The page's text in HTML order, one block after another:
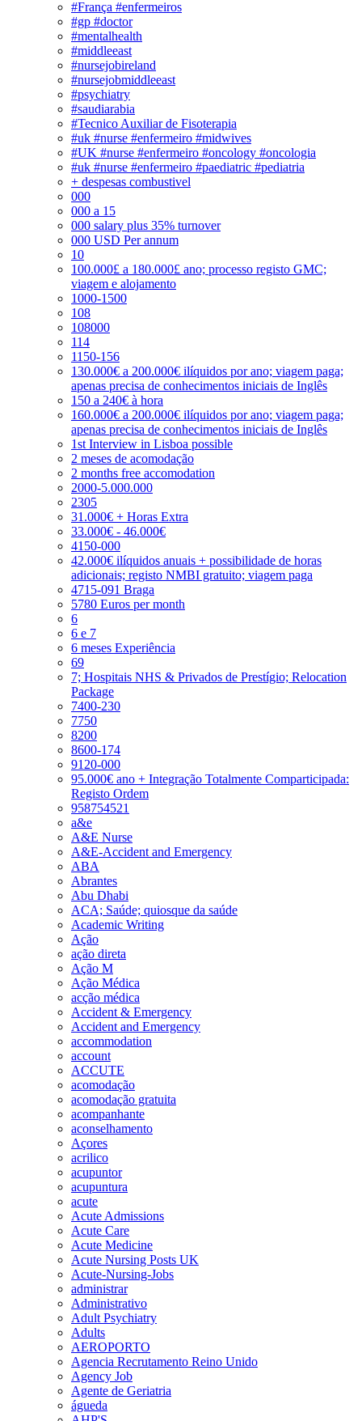
#França #enfermeiros
#gp #doctor
#mentalhealth
#middleeast
#nursejobireland
#nursejobmiddleeast
#psychiatry
#saudiarabia
#Tecnico Auxiliar de Fisoterapia
#uk #nurse #enfermeiro #midwives
#UK #nurse #enfermeiro #oncology #oncologia
#uk #nurse #enfermeiro #paediatric #pediatria
+ despesas combustivel
000
000 a 15
000 salary plus 35% turnover
000 USD Per annum
10
100.000£ a 180.000£ ano; processo registo GMC;
viagem e alojamento
1000-1500
108
108000
114
1150-156
130.000€ a 200.000€ ilíquidos por ano; viagem paga;
apenas precisa de conhecimentos iniciais de Inglês
150 a 240€ à hora
160.000€ a 200.000€ ilíquidos por ano; viagem paga;
apenas precisa de conhecimentos iniciais de Inglês
1st Interview in Lisboa possible
2 meses de acomodação
2 months free accomodation
2000-5.000.000
2305
31.000€ + Horas Extra
33.000€ - 46.000€
4150-000
42.000€ ilíquidos anuais + possibilidade de horas
adicionais; registo NMBI gratuito; viagem paga
4715-091 Braga
5780 Euros per month
6
6 e 7
6 meses Experiência
69
7; Hospitais NHS & Privados de Prestígio; Relocation
Package
7400-230
7750
8200
8600-174
9120-000
95.000€ ano + Integração Totalmente Comparticipada:
Registo Ordem
958754521
a&e
A&E Nurse
A&E-Accident and Emergency
ABA
Abrantes
Abu Dhabi
ACA; Saúde; quiosque da saúde
Academic Writing
Ação
ação direta
Ação M
Ação Médica
acção médica
Accident & Emergency
Accident and Emergency
accommodation
account
ACCUTE
acomodação
acomodação gratuita
acompanhante
aconselhamento
Açores
acrilico
acupuntor
acupuntura
acute
Acute Admissions
Acute Care
Acute Medicine
Acute Nursing Posts UK
Acute-Nursing-Jobs
administrar
Administrativo
Adult Psychiatry
Adults
AEROPORTO
Agencia Recrutamento Reino Unido
Agency Job
Agente de Geriatria
águeda